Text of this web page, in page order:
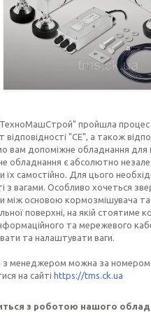
пройшла процес
відповідності "СЕ", а також
вам допоміжне обладнання для
обладнання є абсолютно
їх самостійно. Для цього
з вагами. Особливо хочеться
між основою кормозмішувача та
поверхні, на якій стоятиме
та мережевого
та налаштувати ваги.
з менеджером можна за номером
на сайті https://tms.ck.ua
з роботою нашого